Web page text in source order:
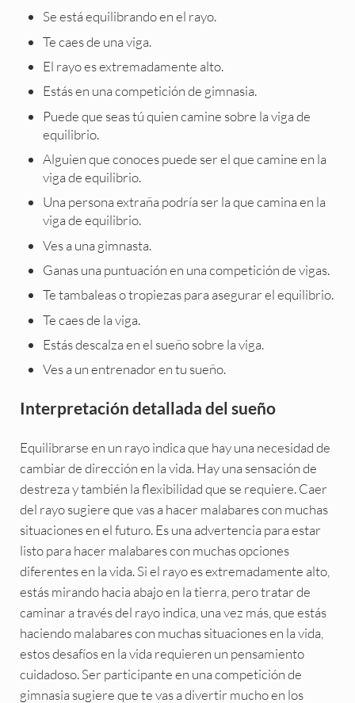
Se está equilibrando en el rayo.
Te caes de una viga.
El rayo es extremadamente alto.
Estás en una competición de gimnasia.
Puede que seas tú quien camine sobre la viga de
equilibrio.
Alguien que conoces puede ser el que camine en la
viga de equilibrio.
Una persona extraña podría ser la que camina en la
viga de equilibrio.
Ves a una gimnasta.
Ganas una puntuación en una competición de vigas.
Te tambaleas o tropiezas para asegurar el equilibrio.
Te caes de la viga.
Estás descalza en el sueño sobre la viga.
Ves a un entrenador en tu sueño.
Interpretación detallada del sueño
Equilibrarse en un rayo indica que hay una necesidad de
cambiar de dirección en la vida. Hay una sensación de
destreza y también la flexibilidad que se requiere. Caer
del rayo sugiere que vas a hacer malabares con muchas
situaciones en el futuro. Es una advertencia para estar
listo para hacer malabares con muchas opciones
diferentes en la vida. Si el rayo es extremadamente alto,
estás mirando hacia abajo en la tierra, pero tratar de
caminar a través del rayo indica, una vez más, que estás
haciendo malabares con muchas situaciones en la vida,
estos desafíos en la vida requieren un pensamiento
cuidadoso. Ser participante en una competición de
gimnasia sugiere que te vas a divertir mucho en los